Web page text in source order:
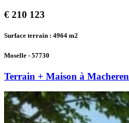
€ 210 123
Surface terrain : 4964 m2
Moselle - 57730
Terrain + Maison à Macheren